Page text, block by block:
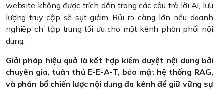
website không được trích dẫn trong các câu trả lời AI, lưu
lượng truy cập sẽ sụt giảm. Rủi ro càng lớn nếu doanh
nghiệp chỉ tập trung tối ưu cho một kênh phân phối nội
dung.
Giải pháp hiệu quả là kết hợp kiểm duyệt nội dung bởi
chuyên gia, tuân thủ E-E-A-T, bảo mật hệ thống RAG,
và phân bổ chiến lược nội dung đa kênh để giữ vững sự